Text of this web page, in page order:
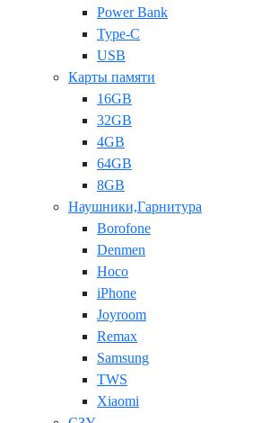
Power Bank
Type-C
USB
Карты памяти
16GB
32GB
4GB
64GB
8GB
Наушники,Гарнитура
Borofone
Denmen
Hoco
iPhone
Joyroom
Remax
Samsung
TWS
Xiaomi